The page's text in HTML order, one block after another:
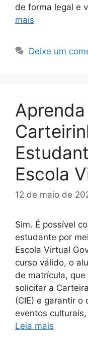
de forma legal e
mais
Deixe um
Escola
12 de maio de
Sim. É possível
estudante por
Escola Virtual
curso válido, o
de matrícula,
solicitar a
(CIE) e garantir
eventos
Leia mais